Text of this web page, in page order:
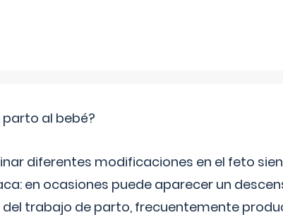
al bebé?
diferentes modificaciones en el feto
en ocasiones puede aparecer un
trabajo de parto, frecuentemente